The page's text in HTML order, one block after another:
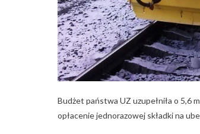
Budżet państwa UZ uzupełniła o 5,6
opłacenie jednorazowej składki na